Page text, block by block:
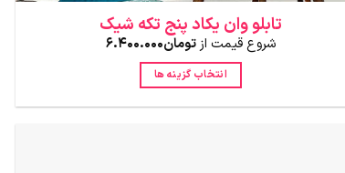
تابلو وان یکاد پنج تکه شیک
شروع قیمت از تومان6.400.000
انتخاب گزینه ها